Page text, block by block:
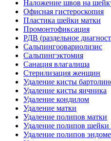
Наложение швов на
Офисная гистероскопия
Пластика шейки матки
Промонтофиксация
РДВ (раздельное
Сальпингоовариолизис
Сальпингэктомия
Санация влагалища
Стерилизация женщин
Удаление кисты
Удаление кисты яичника
Удаление кондилом
Удаление матки
Удаление полипов матки
Удаление полипов шейки
Удаление полипов